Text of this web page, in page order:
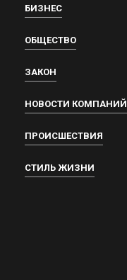
БИЗНЕС
ОБЩЕСТВО
ЗАКОН
НОВОСТИ КОМПАНИЙ
ПРОИСШЕСТВИЯ
СТИЛЬ ЖИЗНИ